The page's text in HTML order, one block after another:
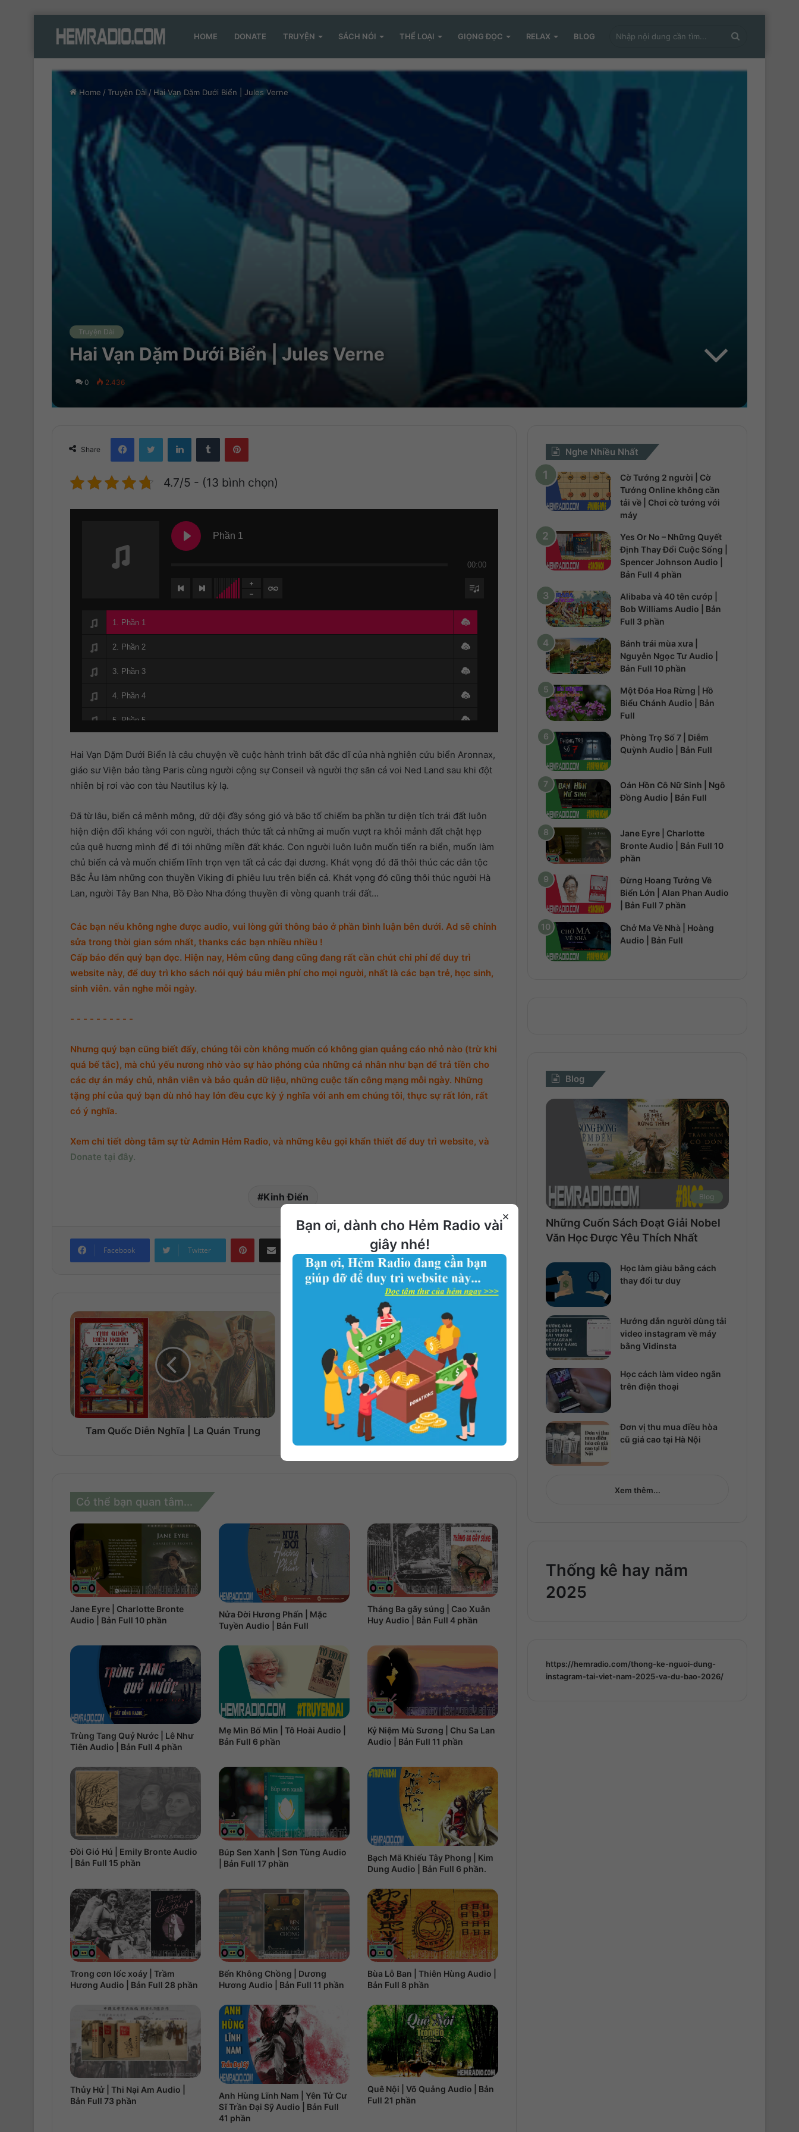
HOME DONATE TRUYỆN SÁCH NÓI THỂ LOẠI GIỌNG ĐỌC RELAX BLOG
Home / Truyện Dài / Hai Vạn Dặm Dưới Biển | Jules Verne
Truyện Dài
Hai Vạn Dặm Dưới Biển | Jules Verne
0 2.436
Share
4.7/5 - (13 bình chọn)
Phần 1
00:00
1. Phần 1
2. Phần 2
3. Phần 3
4. Phần 4
5. Phần 5
7. Phần 7
9. Phần 9
10. Phần 10
11. Phần 11
12. Phần 12
14. Phần 14
15. Phần 15
16. Phần 16
Hai Vạn Dặm Dưới Biển là câu chuyện về cuộc hành trình bất đắc dĩ của nhà nghiên cứu biển Aronnax,
giáo sư Viện bảo tàng Paris cùng người cộng sự Conseil và người thợ săn cá voi Ned Land sau khi đột
nhiên bị rơi vào con tàu Nautilus kỳ lạ.
Đã từ lâu, biển cả mênh mông, dữ dội đầy sóng gió và bão tố chiếm ba phần tư diện tích trái đất luôn
hiện diện đối kháng với con người, thách thức tất cả những ai muốn vượt ra khỏi mảnh đất chật hẹp
của quê hương mình để đi tới những miền đất khác. Con người luôn luôn muốn tiến ra biển, muốn làm
chủ biển cả và muốn chiếm lĩnh trọn vẹn tất cả các đại dương. Khát vọng đó đã thôi thúc các dân tộc
Bắc Âu làm những con thuyền Viking đi phiêu lưu trên biển cả. Khát vọng đó cũng thôi thúc người Hà
Lan, người Tây Ban Nha, Bồ Đào Nha đóng thuyền đi vòng quanh trái đất…
Các bạn nếu không nghe được audio, vui lòng gửi thông báo ở phần bình luận bên dưới. Ad sẽ chỉnh
sửa trong thời gian sớm nhất, thanks các bạn nhiều nhiều !
Cấp báo đển quý bạn đọc. Hiện nay, Hẻm cũng đang cũng đang rất cần chút chi phí để duy trì
website này, để duy trì kho sách nói quý báu miễn phí cho mọi người, nhất là các bạn trẻ, học sinh,
sinh viên. vẫn nghe mỗi ngày.
- - - - - - - - - -
Nhưng quý bạn cũng biết đấy, chúng tôi còn không muốn có không gian quảng cáo nhỏ nào (trừ khi
quá bế tắc), mà chủ yếu nương nhờ vào sự hào phóng của những cá nhân như bạn để trả tiền cho
các dự án máy chủ, nhân viên và bảo quản dữ liệu, những cuộc tấn công mạng mỗi ngày. Những
tặng phí của quý bạn dù nhỏ hay lớn đều cực kỳ ý nghĩa với anh em chúng tôi, thực sự rất lớn, rất
có ý nghĩa.
Xem chi tiết dòng tâm sự từ Admin Hẻm Radio, và những kêu gọi khẩn thiết để duy trì website, và
Donate tại đây.
Kinh Điển
Facebook Twitter
Tam Quốc Diễn Nghĩa | La Quán Trung Kiêu Hãnh Và Định Kiến | Jane Austen
Có thể bạn quan tâm...
Jane Eyre | Charlotte Bronte
Audio | Bản Full 10 phần
Nửa Đời Hương Phấn | Mặc
Tuyền Audio | Bản Full
Tháng Ba gãy súng | Cao Xuân
Huy Audio | Bản Full 4 phần
Trùng Tang Quỷ Nước | Lê Như
Tiên Audio | Bản Full 4 phần
Mẹ Mìn Bố Mìn | Tô Hoài Audio |
Bản Full 6 phần
Kỷ Niệm Mù Sương | Chu Sa Lan
Audio | Bản Full 11 phần
Đồi Gió Hú | Emily Bronte Audio
| Bản Full 15 phần
Búp Sen Xanh | Sơn Tùng Audio
| Bản Full 17 phần
Bạch Mã Khiếu Tây Phong | Kim
Dung Audio | Bản Full 6 phần.
Trong cơn lốc xoáy | Trầm
Hương Audio | Bản Full 28 phần
Bến Không Chồng | Dương
Hương Audio | Bản Full 11 phần
Bùa Lỗ Ban | Thiên Hùng Audio |
Bản Full 8 phần
Thủy Hử | Thi Nại Am Audio |
Bản Full 73 phần
Anh Hùng Lĩnh Nam | Yên Tử Cư
Sĩ Trần Đại Sỹ Audio | Bản Full
41 phần
Quê Nội | Võ Quảng Audio | Bản
Full 21 phần
Nghe Nhiều Nhất
Cờ Tướng 2 người | Cờ
Tướng Online không cần
tải về | Chơi cờ tướng với
máy
Yes Or No – Những Quyết
Định Thay Đổi Cuộc Sống |
Spencer Johnson Audio |
Bản Full 4 phần
Alibaba và 40 tên cướp |
Bob Williams Audio | Bản
Full 3 phần
Bánh trái mùa xưa |
Nguyễn Ngọc Tư Audio |
Bản Full 10 phần
Một Đóa Hoa Rừng | Hồ
Biểu Chánh Audio | Bản
Full
Phòng Trọ Số 7 | Diễm
Quỳnh Audio | Bản Full
Oán Hồn Cô Nữ Sinh | Ngô
Đồng Audio | Bản Full
Jane Eyre | Charlotte
Bronte Audio | Bản Full 10
phần
Đừng Hoang Tưởng Về
Biển Lớn | Alan Phan Audio
| Bản Full 7 phần
Chở Ma Về Nhà | Hoàng
Audio | Bản Full
Blog
Blog
Những Cuốn Sách Đoạt Giải Nobel
Văn Học Được Yêu Thích Nhất
Học làm giàu bằng cách
thay đổi tư duy
Hướng dẫn người dùng tải
video instagram về máy
bằng Vidinsta
Học cách làm video ngắn
trên điện thoại
Đơn vị thu mua điều hòa
cũ giá cao tại Hà Nội
Xem thêm...
Thống kê hay năm
2025
https://hemradio.com/thong-ke-nguoi-dung-
instagram-tai-viet-nam-2025-va-du-bao-2026/
×
Bạn ơi, dành cho Hẻm Radio vài
giây nhé!